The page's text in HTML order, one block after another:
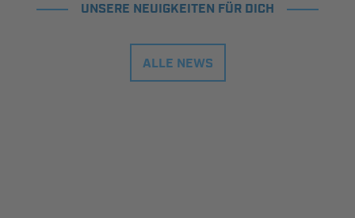
UNSERE NEUIGKEITEN FÜR DICH
ALLE NEWS